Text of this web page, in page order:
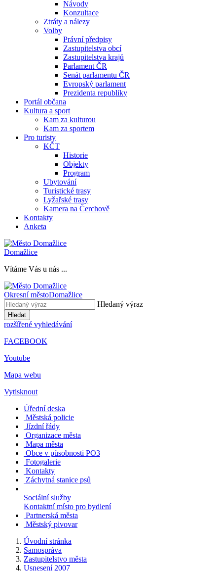
Návody
Konzultace
Ztráty a nálezy
Volby
Právní předpisy
Zastupitelstva obcí
Zastupitelstva krajů
Parlament ČR
Senát parlamentu ČR
Evropský parlament
Prezidenta republiky
Portál občana
Kultura a sport
Kam za kulturou
Kam za sportem
Pro turisty
KČT
Historie
Objekty
Program
Ubytování
Turistické trasy
Lyžařské trasy
Kamera na Čerchově
Kontakty
Anketa
Domažlice
Vítáme Vás u nás ...
Okresní městoDomažlice
Hledaný výraz
Hledat
rozšířené vyhledávání
FACEBOOK
Youtube
Mapa webu
Vytisknout
Úřední deska
Městská policie
Jízdní řády
Organizace města
Mapa města
Obce v působnosti PO3
Fotogalerie
Kontakty
Záchytná stanice psů
Sociální služby
Kontaktní místo pro bydlení
Partnerská města
Městský pivovar
Úvodní stránka
Samospráva
Zastupitelstvo města
Usnesení 2007